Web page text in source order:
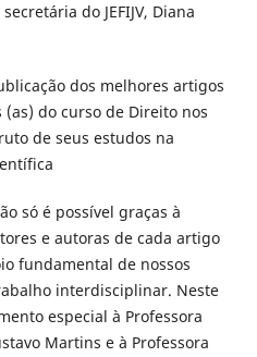
do JEFIJV, Diana
dos melhores artigos
do curso de Direito nos
de seus estudos na
só é possível graças à
e autoras de cada artigo
fundamental de nossos
interdisciplinar. Neste
especial à Professora
Martins e à Professora